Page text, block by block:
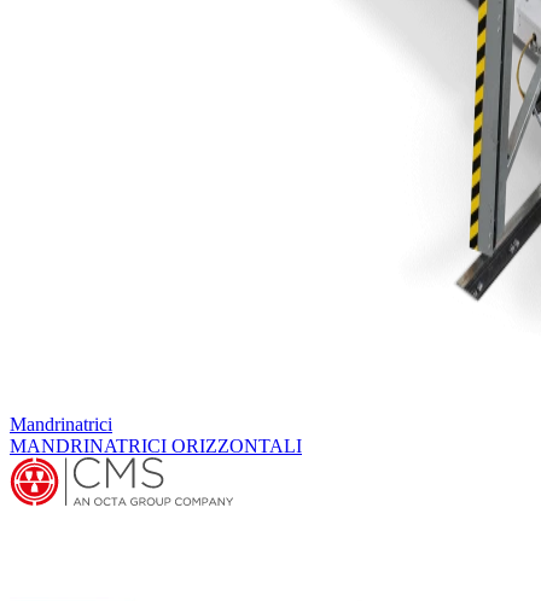
Mandrinatrici
MANDRINATRICI ORIZZONTALI